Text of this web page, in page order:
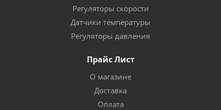
Регуляторы скорости
Датчики температуры
Регуляторы давления
Прайс Лист
О магазине
Доставка
Оплата